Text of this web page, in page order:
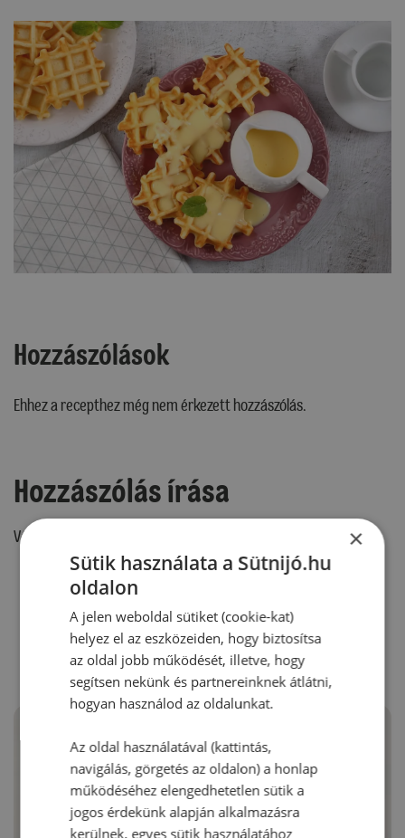
Hozzászólások
Ehhez a recepthez még nem érkezett hozzászólás.
Hozzászólás írása
Vélemény írásához, kérjük,
RECEPTAJÁNLÓ
×
Sütik használata a Sütnijó.hu
oldalon
A jelen weboldal sütiket (cookie-kat)
helyez el az eszközeiden, hogy biztosítsa
az oldal jobb működését, illetve, hogy
segítsen nekünk és partnereinknek átlátni,
hogyan használod az oldalunkat.
Az oldal használatával (kattintás,
navigálás, görgetés az oldalon) a honlap
működéséhez elengedhetetlen sütik a
jogos érdekünk alapján alkalmazásra
kerülnek, egyes sütik használatához